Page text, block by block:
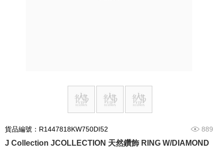
貨品編號：R1447818KW750DI52 889
J Collection JCOLLECTION 天然鑽飾 RING W/DIAMOND